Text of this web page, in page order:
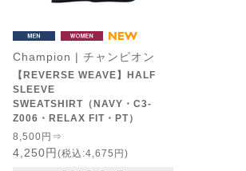
Champion | チャンピオン
【REVERSE WEAVE】HALF
SLEEVE
SWEATSHIRT（NAVY・C3-
Z006・RELAX FIT・PT）
8,500円⇒
4,250円 (税込:4,675円)